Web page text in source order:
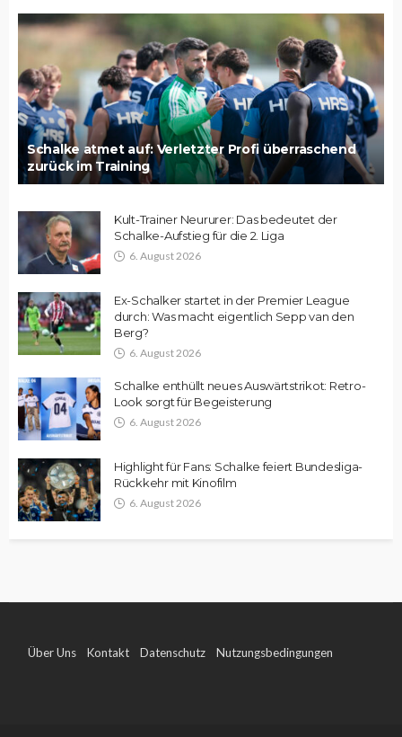
Schalke atmet auf: Verletzter Profi überraschend
zurück im Training
Kult-Trainer Neururer: Das bedeutet der
Schalke-Aufstieg für die 2. Liga
6. August 2026
Ex-Schalker startet in der Premier League
durch: Was macht eigentlich Sepp van den
Berg?
6. August 2026
Schalke enthüllt neues Auswärtstrikot: Retro-
Look sorgt für Begeisterung
6. August 2026
Highlight für Fans: Schalke feiert Bundesliga-
Rückkehr mit Kinofilm
6. August 2026
Über Uns Kontakt Datenschutz Nutzungsbedingungen